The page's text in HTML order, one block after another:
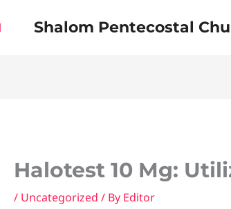
Shalom Pentecostal
Halotest 10 Mg:
/ Uncategorized / By Editor